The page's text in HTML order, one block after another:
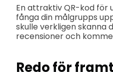
En attraktiv QR-kod för
fånga din målgrupps
skulle verkligen skanna
recensioner och
Redo för